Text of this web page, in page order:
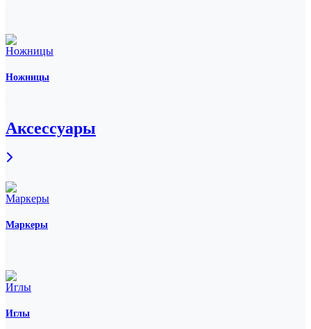
Ножницы
Аксессуары
Маркеры
Иглы